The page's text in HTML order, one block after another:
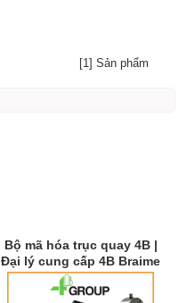
Bộ mã hóa trục quay 4B |
Đại lý cung cấp 4B Braime
| 4B Braime Việt Nam
[1] Sản phẩm